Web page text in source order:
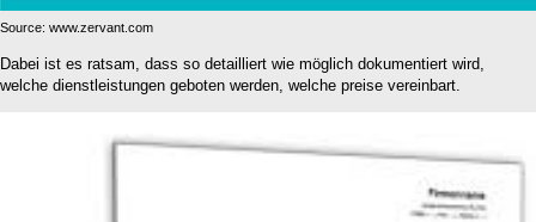
Source: www.zervant.com
Dabei ist es ratsam, dass so detailliert wie möglich dokumentiert wird,
welche dienstleistungen geboten werden, welche preise vereinbart.